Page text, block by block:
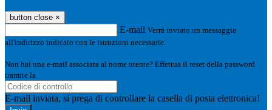
button close ×
E-mail Verrà inviato un messaggio
all'indirizzo indicato con le istruzioni necessarie.
Non hai una e-mail associata al nome utente? Effettua il reset della password
tramite la
E-mail inviata, si prega di controllare la casella di posta elettronica!